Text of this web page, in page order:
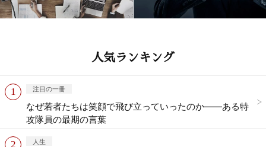
人気ランキング
注目の一冊
なぜ若者たちは笑顔で飛び立っていったのか——ある特
攻隊員の最期の言葉
人生